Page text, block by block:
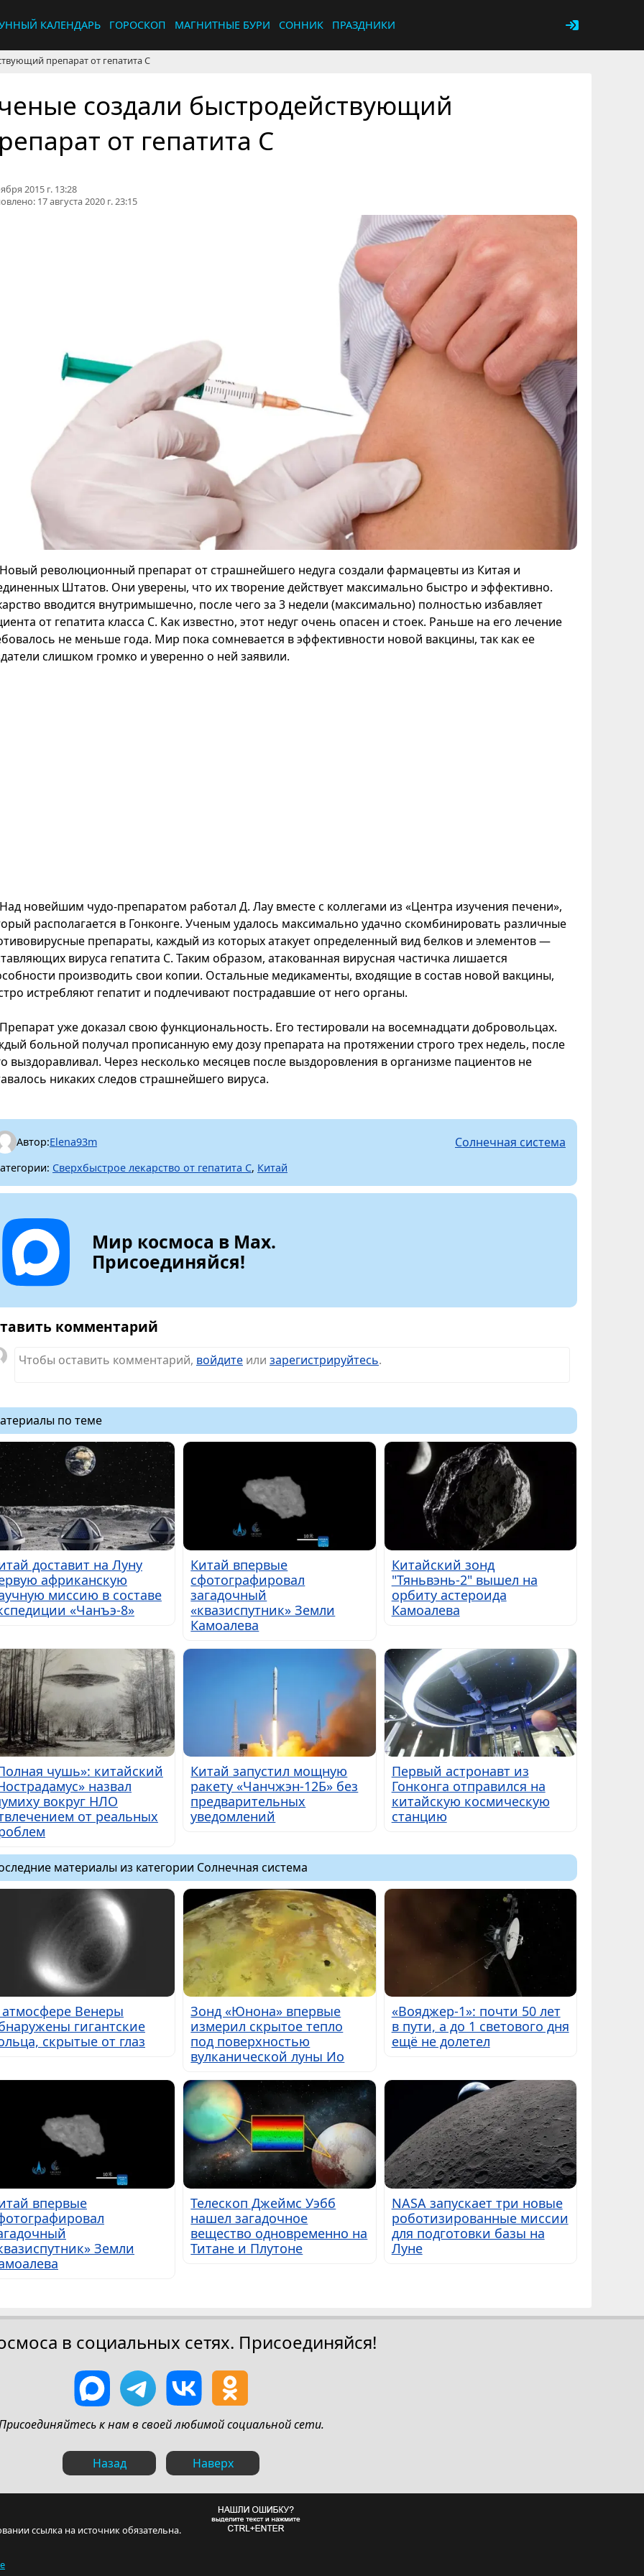
КАЛЕНДАРЬ ГОРОСКОП МАГНИТНЫЕ БУРИ СОННИК ПРАЗДНИКИ
препарат от гепатита С
создали быстродействующий
от гепатита С
2015 г. 13:28
17 августа 2020 г. 23:15
Новый революционный препарат от страшнейшего недуга создали фармацевты из Китая и
Штатов. Они уверены, что их творение действует максимально быстро и эффективно.
вводится внутримышечно, после чего за 3 недели (максимально) полностью избавляет
от гепатита класса С. Как известно, этот недуг очень опасен и стоек. Раньше на его лечение
не меньше года. Мир пока сомневается в эффективности новой вакцины, так как ее
слишком громко и уверенно о ней заявили.
Над новейшим чудо-препаратом работал Д. Лау вместе с коллегами из «Центра изучения печени»,
располагается в Гонконге. Ученым удалось максимально удачно скомбинировать различные
препараты, каждый из которых атакует определенный вид белков и элементов —
вируса гепатита С. Таким образом, атакованная вирусная частичка лишается
производить свои копии. Остальные медикаменты, входящие в состав новой вакцины,
истребляют гепатит и подлечивают пострадавшие от него органы.
Препарат уже доказал свою функциональность. Его тестировали на восемнадцати добровольцах.
больной получал прописанную ему дозу препарата на протяжении строго трех недель, после
выздоравливал. Через несколько месяцев после выздоровления в организме пациентов не
никаких следов страшнейшего вируса.
Автор:Elena93m Солнечная система
Сверхбыстрое лекарство от гепатита С, Китай
Мир космоса в Max.
Присоединяйся!
комментарий
Чтобы оставить комментарий, войдите или зарегистрируйтесь.
по теме
доставит на Луну
африканскую
миссию в составе
«Чанъэ-8»
Китай впервые
сфотографировал
загадочный
«квазиспутник» Земли
Камоалева
Китайский зонд
"Тяньвэнь-2" вышел на
орбиту астероида
Камоалева
чушь»: китайский
назвал
вокруг НЛО
от реальных
Китай запустил мощную
ракету «Чанчжэн-12Б» без
предварительных
уведомлений
Первый астронавт из
Гонконга отправился на
китайскую космическую
станцию
материалы из категории Солнечная система
Венеры
гигантские
скрытые от глаз
Зонд «Юнона» впервые
измерил скрытое тепло
под поверхностью
вулканической луны Ио
«Вояджер-1»: почти 50 лет
в пути, а до 1 светового дня
ещё не долетел
впервые
Земли
Телескоп Джеймс Уэбб
нашел загадочное
вещество одновременно на
Титане и Плутоне
NASA запускает три новые
роботизированные миссии
для подготовки базы на
Луне
в социальных сетях. Присоединяйся!
к нам в своей любимой социальной сети.
Назад Наверх
ссылка на источник обязательна.